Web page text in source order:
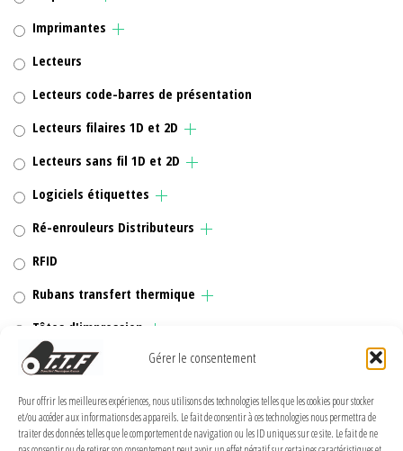
Gérer le consentement
Pour offrir les meilleures expériences, nous utilisons des technologies telles que les cookies pour stocker
et/ou accéder aux informations des appareils. Le fait de consentir à ces technologies nous permettra de
traiter des données telles que le comportement de navigation ou les ID uniques sur ce site. Le fait de ne
Imprimantes
Lecteurs
Lecteurs code-barres de présentation
Lecteurs filaires 1D et 2D
Lecteurs sans fil 1D et 2D
Logiciels étiquettes
Ré-enrouleurs Distributeurs
RFID
Rubans transfert thermique
Têtes d'impression
MENTIONS LÉGALES